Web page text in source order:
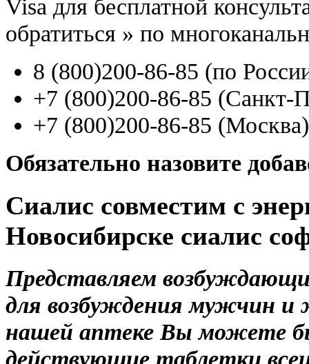
Visa для бесплатной
обратиться » по
8 (800)200-86-85 (по
+7 (800)200-86-85 (Санкт-
+7 (800)200-86-85 (Москва)
Обязательно назовите
Сиалис совместим с
Новосибирске сиалис
Представляем
для возбуждения мужчин
нашей аптеке Вы можете
действующие таблетки